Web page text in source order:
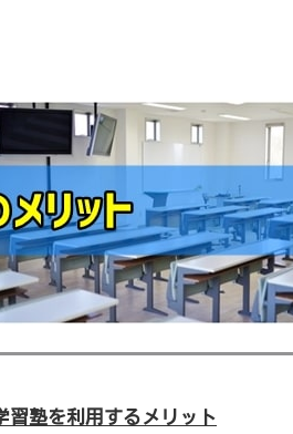
習塾を利用するメリット